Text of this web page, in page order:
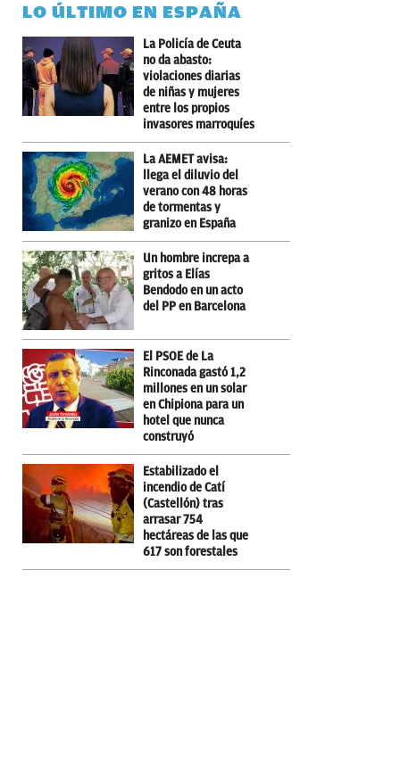
LO ÚLTIMO EN ESPAÑA
La Policía de Ceuta
no da abasto:
violaciones diarias
de niñas y mujeres
entre los propios
invasores marroquíes
La AEMET avisa:
llega el diluvio del
verano con 48 horas
de tormentas y
granizo en España
Un hombre increpa a
gritos a Elías
Bendodo en un acto
del PP en Barcelona
El PSOE de La
Rinconada gastó 1,2
millones en un solar
en Chipiona para un
hotel que nunca
construyó
Estabilizado el
incendio de Catí
(Castellón) tras
arrasar 754
hectáreas de las que
617 son forestales